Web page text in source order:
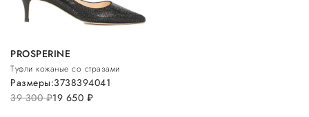
PROSPERINE
Туфли кожаные со стразами
39 300руб.19 650 руб.
Размеры:3738394041